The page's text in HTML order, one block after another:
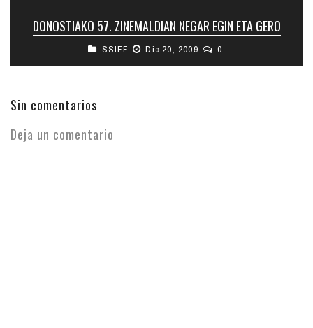
DONOSTIAKO 57. ZINEMALDIAN NEGAR EGIN ETA GERO
SSIFF Dic 20, 2009 0
Sin comentarios
Deja un comentario